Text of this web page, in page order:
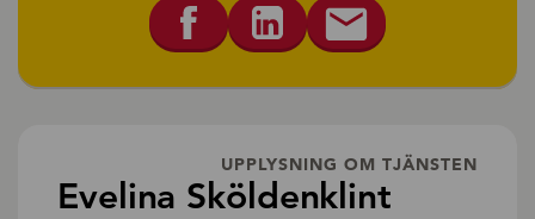
UPPLYSNING OM TJÄNSTEN
Evelina Sköldenklint